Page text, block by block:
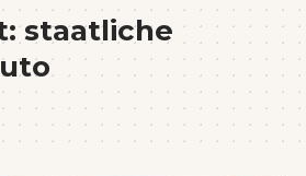
staatliche